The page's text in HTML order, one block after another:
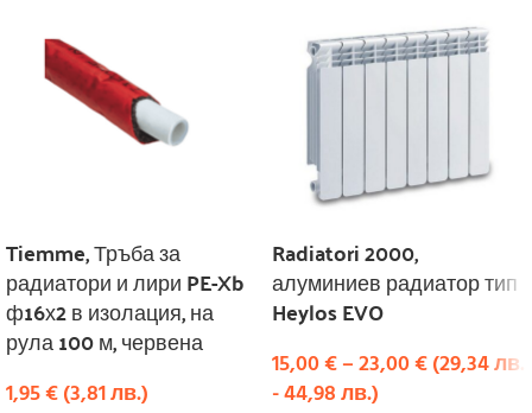
Tiemme, Тръба за
радиатори и лири PE-Xb
ф16х2 в изолация, на
рула 100 м, червена
1,95€(3,81лв.)
Radiatori 2000,
алуминиев радиатор тип
Heylos EVO
15,00€–23,00€(29,34лв.
-44,98лв.)